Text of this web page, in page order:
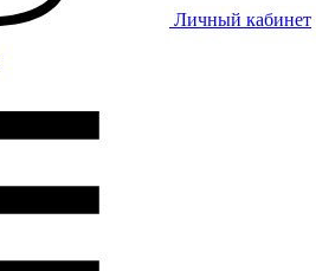
Личный кабинет